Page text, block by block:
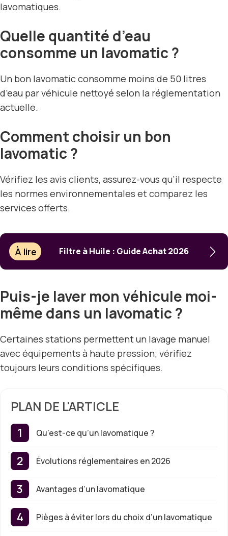
lavomatiques.
Quelle quantité d’eau
consomme un lavomatic ?
Un bon lavomatic consomme moins de 50 litres
d’eau par véhicule nettoyé selon la réglementation
actuelle.
Comment choisir un bon
lavomatic ?
Vérifiez les avis clients, assurez-vous qu’il respecte
les normes environnementales et comparez les
services offerts.
À lire Filtre à Huile : Guide Achat 2026
Puis-je laver mon véhicule moi-
même dans un lavomatic ?
Certaines stations permettent un lavage manuel
avec équipements à haute pression; vérifiez
toujours leurs conditions spécifiques.
PLAN DE L'ARTICLE
Qu’est-ce qu’un lavomatique ?
Évolutions réglementaires en 2026
Avantages d’un lavomatique
Pièges à éviter lors du choix d’un lavomatique